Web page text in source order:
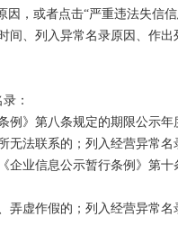
，或者点击“严重违法失信信
间、列入异常名录原因、作出
：
例》第八条规定的期限公示年
无法联系的；列入经营异常名
企业信息公示暂行条例》第
弄虚作假的；列入经营异常名